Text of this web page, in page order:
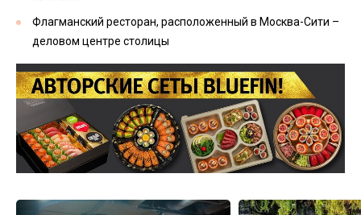
Флагманский ресторан, расположенный в Москва-Сити –
деловом центре столицы